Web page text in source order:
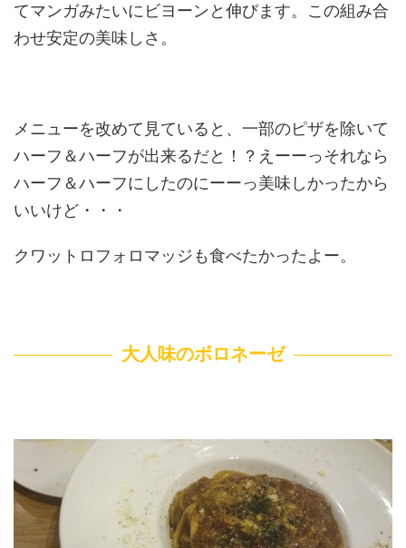
てマンガみたいにビヨーンと伸びます。この組み合
わせ安定の美味しさ。
メニューを改めて見ていると、一部のピザを除いて
ハーフ＆ハーフが出来るだと！？えーーっそれなら
ハーフ＆ハーフにしたのにーーっ美味しかったから
いいけど・・・
クワットロフォロマッジも食べたかったよー。
大人味のボロネーゼ